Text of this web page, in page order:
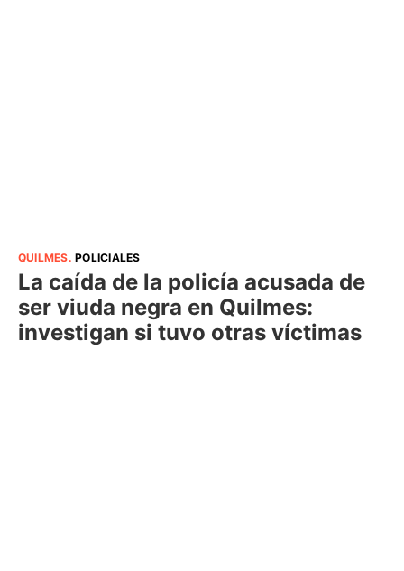
QUILMES.POLICIALES
La caída de la policía acusada de
ser viuda negra en Quilmes:
investigan si tuvo otras víctimas